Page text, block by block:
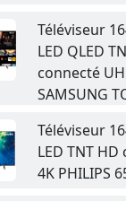
Téléviseur
LED QLED
connecté
SAMSUNG
Téléviseur
LED TNT
4K PHILIPS